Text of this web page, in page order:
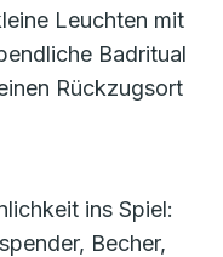
Leuchten mit
Badritual
Rückzugsort
ins Spiel:
Becher,